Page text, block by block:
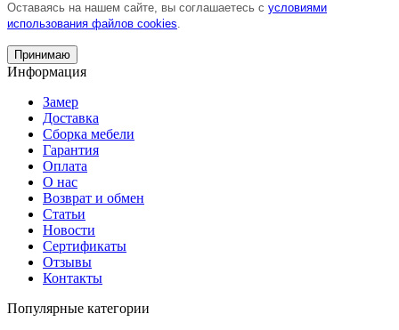
Оставаясь на нашем сайте, вы соглашаетесь с условиями
использования файлов cookies.
Принимаю
Информация
Замер
Доставка
Сборка мебели
Гарантия
Оплата
О нас
Возврат и обмен
Статьи
Новости
Сертификаты
Отзывы
Контакты
Популярные категории